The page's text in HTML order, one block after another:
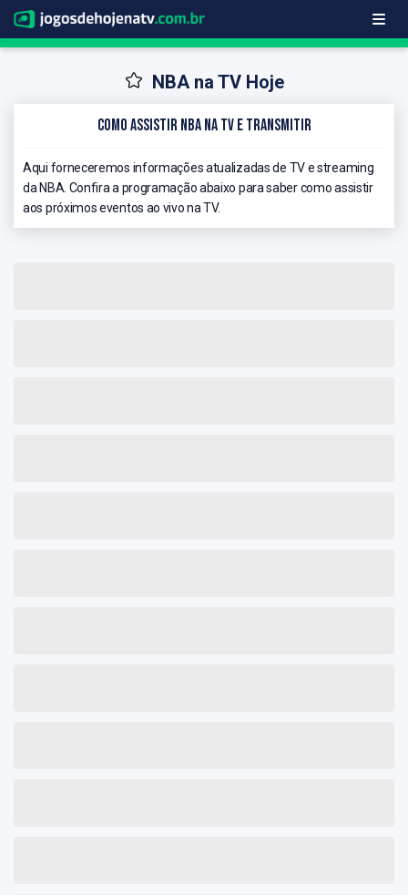
NBA na TV Hoje
Como Assistir NBA na TV e Transmitir
Aqui forneceremos informações atualizadas de TV e streaming
da NBA. Confira a programação abaixo para saber como assistir
aos próximos eventos ao vivo na TV.